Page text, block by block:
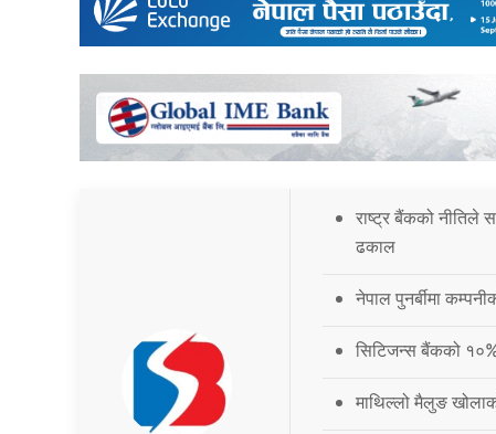
राष्ट्र बैंकको नीतिले
ढकाल
नेपाल पुनर्बीमा
सिटिजन्स बैंकको
माथिल्लो मैलुङ